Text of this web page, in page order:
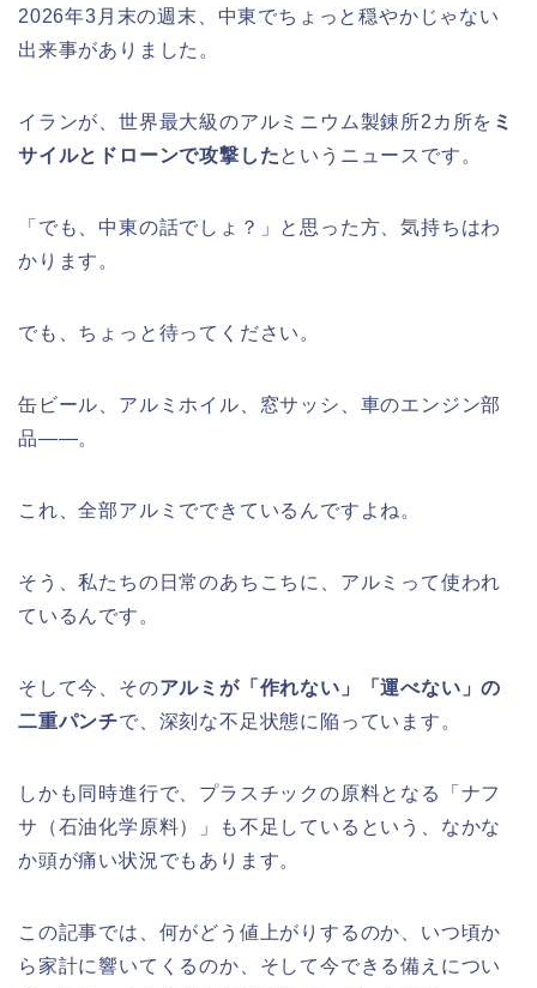
2026年3月末の週末、中東でちょっと穏やかじゃない
出来事がありました。
イランが、世界最大級のアルミニウム製錬所2カ所を ミ
サイルとドローンで攻撃したというニュースです。
「でも、中東の話でしょ？」と思った方、気持ちはわ
かります。
でも、ちょっと待ってください。
缶ビール、アルミホイル、窓サッシ、車のエンジン部
品——。
これ、全部アルミでできているんですよね。
そう、私たちの日常のあちこちに、アルミって使われ
ているんです。
そして今、そのアルミが「作れない」「運べない」の
二重パンチで、深刻な不足状態に陥っています。
しかも同時進行で、プラスチックの原料となる「ナフ
サ（石油化学原料）」も不足しているという、なかな
か頭が痛い状況でもあります。
この記事では、何がどう値上がりするのか、いつ頃か
ら家計に響いてくるのか、そして今できる備えについ